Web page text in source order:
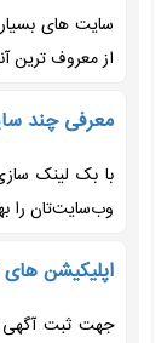
سایت های
از معروف ترین
معرفی چند
با بک لینک
وب‌سایت‌تان را
اپلیکیشن
جهت ثبت آگهی